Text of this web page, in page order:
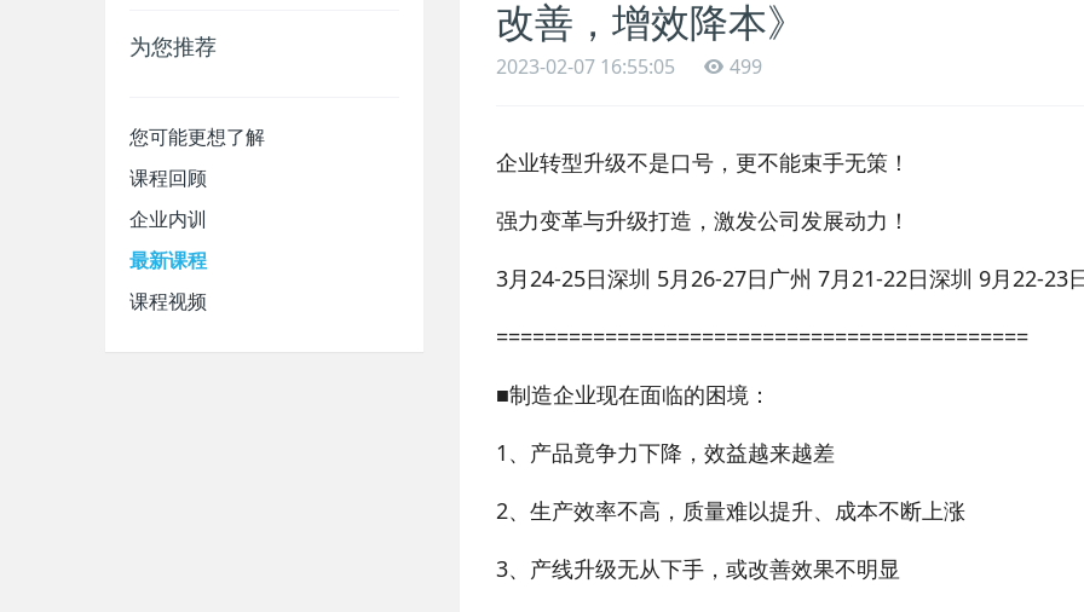
为您推荐
您可能更想了解
课程回顾
企业内训
最新课程
课程视频
改善，增效降本》
2023-02-07 16:55:05 499
企业转型升级不是口号，更不能束手无策！
强力变革与升级打造，激发公司发展动力！
3月24-25日深圳 5月26-27日广州 7月21-22日深圳 9月22-
============================================
■制造企业现在面临的困境：
1、产品竟争力下降，效益越来越差
2、生产效率不高，质量难以提升、成本不断上涨
3、产线升级无从下手，或改善效果不明显